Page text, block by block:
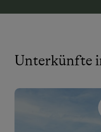
Unterkünfte